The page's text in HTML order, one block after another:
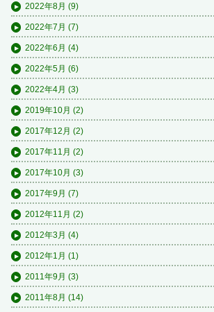
2022年8月 (9)
2022年7月 (7)
2022年6月 (4)
2022年5月 (6)
2022年4月 (3)
2019年10月 (2)
2017年12月 (2)
2017年11月 (2)
2017年10月 (3)
2017年9月 (7)
2012年11月 (2)
2012年3月 (4)
2012年1月 (1)
2011年9月 (3)
2011年8月 (14)